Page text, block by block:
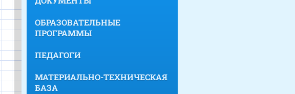
ОБРАЗОВАТЕЛЬНЫЕ
ПРОГРАММЫ
ПЕДАГОГИ
МАТЕРИАЛЬНО-ТЕХНИЧЕСКАЯ
БАЗА